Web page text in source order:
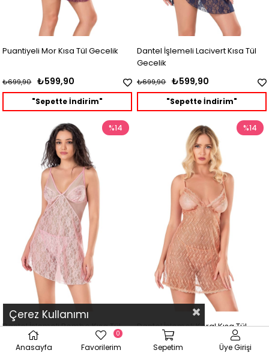
Puantiyeli Mor Kısa Tül Gecelik
₺599,90
₺699,90
"Sepette İndirim"
Dantel İşlemeli Lacivert Kısa Tül
Gecelik
₺599,90
₺699,90
"Sepette İndirim"
Dantel İşlemeli Pembe Kısa Tül
Gecelik
%14
Dantel İşlemeli Koral Kısa Tül
Gecelik
%14
Çerez Kullanımı
Anasayfa Favorilerim
0
Sepetim Üye Girişi